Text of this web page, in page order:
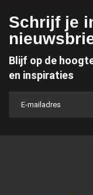
Schrijf je
Blijf op de
en inspiraties